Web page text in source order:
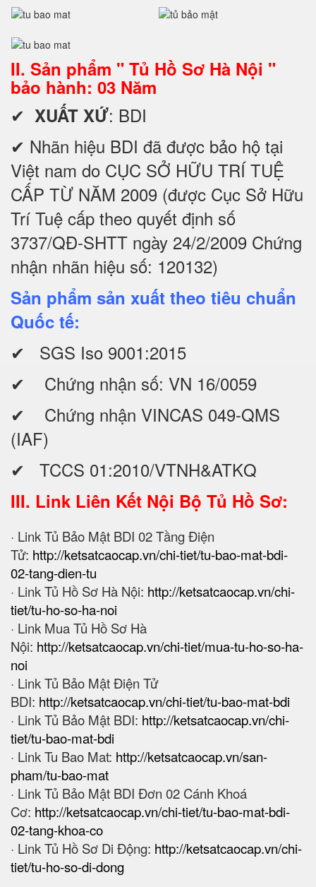
II. Sản phẩm " Tủ Hồ Sơ Hà Nội "
bảo hành: 03 Năm
✔ XUẤT XỨ: BDI
✔ Nhãn hiệu BDI đã được bảo hộ tại
Việt nam do CỤC SỞ HỮU TRÍ TUỆ
CẤP TỪ NĂM 2009 (được Cục Sở Hữu
Trí Tuệ cấp theo quyết định số
3737/QĐ-SHTT ngày 24/2/2009 Chứng
nhận nhãn hiệu số: 120132)
Sản phẩm sản xuất theo tiêu chuẩn
Quốc tế:
✔ SGS Iso 9001:2015
✔ Chứng nhận số: VN 16/0059
✔ Chứng nhận VINCAS 049-QMS
(IAF)
✔ TCCS 01:2010/VTNH&ATKQ
III. Link Liên Kết Nội Bộ Tủ Hồ Sơ:
· Link Tủ Bảo Mật BDI 02 Tầng Điện
Tử: http://ketsatcaocap.vn/chi-tiet/tu-bao-mat-bdi-
02-tang-dien-tu
· Link Tủ Hồ Sơ Hà Nội: http://ketsatcaocap.vn/chi-
tiet/tu-ho-so-ha-noi
· Link Mua Tủ Hồ Sơ Hà
Nội: http://ketsatcaocap.vn/chi-tiet/mua-tu-ho-so-ha-
noi
· Link Tủ Bảo Mật Điện Tử
BDI: http://ketsatcaocap.vn/chi-tiet/tu-bao-mat-bdi
· Link Tủ Bảo Mật BDI: http://ketsatcaocap.vn/chi-
tiet/tu-bao-mat-bdi
· Link Tu Bao Mat: http://ketsatcaocap.vn/san-
pham/tu-bao-mat
· Link Tủ Bảo Mật BDI Đơn 02 Cánh Khoá
Cơ: http://ketsatcaocap.vn/chi-tiet/tu-bao-mat-bdi-
02-tang-khoa-co
· Link Tủ Hồ Sơ Di Động: http://ketsatcaocap.vn/chi-
tiet/tu-ho-so-di-dong